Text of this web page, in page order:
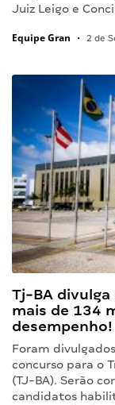
Juiz Leigo e
Equipe Gran • 2 de
Tj-BA
mais de 134
desempenho!
Foram
concurso para o
(TJ-BA). Serão
candidatos